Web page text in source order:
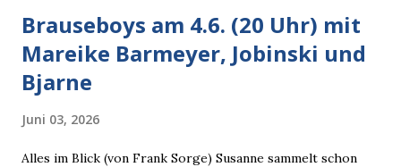
Brauseboys am 4.6. (20 Uhr) mit
Mareike Barmeyer, Jobinski und
Bjarne
Juni 03, 2026
Alles im Blick (von Frank Sorge) Susanne sammelt schon